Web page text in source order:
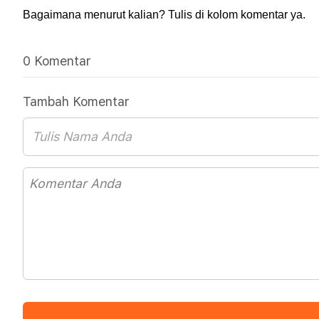
Bagaimana menurut kalian? Tulis di kolom komentar ya.
0 Komentar
Tambah Komentar